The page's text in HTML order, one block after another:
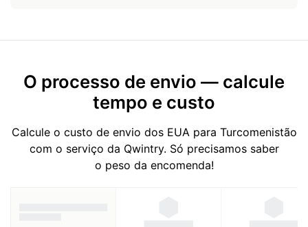
O processo de envio — calcule
tempo e custo
Calcule o custo de envio dos EUA para Turcomenistão
com o serviço da Qwintry. Só precisamos saber
o peso da encomenda!